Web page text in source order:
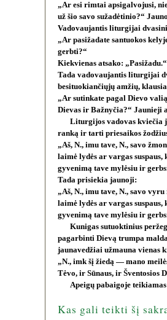
„Ar esi rimtai apsigalvojusi,
už šio savo sužadėtinio?“
Vadovaujantis liturgijai
„Ar pasižadate santuokos
gerbti?“
Kiekvienas atsako: „Pasižadu.“
Tada vadovaujantis liturgijai
besituokiančiųjų amžių,
„Ar sutinkate pagal Dievo
Dievas ir Bažnyčia?“ Jaunieji
Liturgijos vadovas kviečia
ranką ir tarti priesaikos
„Aš, N., imu tave, N., savo
laimė lydės ar vargas
gyvenimą tave mylėsiu ir
Tada prisiekia jaunoji:
„Aš, N., imu tave, N., savo
laimė lydės ar vargas
gyvenimą tave mylėsiu ir
Kunigas sutuoktinius
pagarbinti Dievą trumpa
jaunavedžiai užmauna vienas
„N., imk šį žiedą — mano
Tėvo, ir Sūnaus, ir Šventosios
Apeigų pabaigoje
Kas gali teikti šį